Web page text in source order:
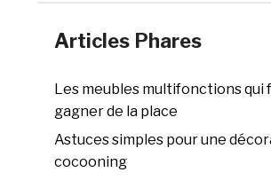
Articles Phares
Les meubles multifonctions qui
gagner de la place
Astuces simples pour une
cocooning